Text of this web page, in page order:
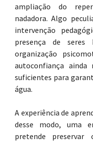
ampliação do
nadadora. Algo
intervenção
presença de seres
organização
autoconfiança
suficientes para
água.
A experiência de
desse modo, uma
pretende preservar